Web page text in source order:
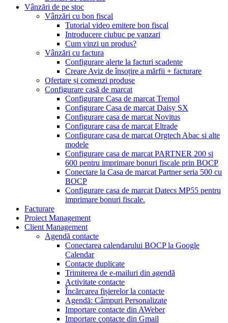
Vânzări de pe stoc
Vânzări cu bon fiscal
Tutorial video emitere bon fiscal
Introducere ciubuc pe vanzari
Cum vinzi un produs?
Vânzări cu factura
Configurare alerte la facturi scadente
Creare Aviz de însoțire a mărfii + facturare
Ofertare și comenzi produse
Configurare casă de marcat
Configurare Casa de marcat Tremol
Configurare Casa de marcat Daisy SX
Configurare casa de marcat Novitus
Configurare casa de marcat Eltrade
Configurare casa de marcat Orgtech Abac si alte
modele
Configurare casa de marcat PARTNER 200 si
600 pentru imprimare bonuri fiscale prin BOCP
Conectare la Casa de marcat Partner seria 500 cu
BOCP
Configurare casa de marcat Datecs MP55 pentru
imprimare bonuri fiscale.
Facturare
Proiect Management
Client Management
Agendă contacte
Conectarea calendarului BOCP la Google
Calendar
Contacte duplicate
Trimiterea de e-mailuri din agendă
Activitate contacte
Încărcarea fișierelor la contacte
Agendă: Câmpuri Personalizate
Importare contacte din AWeber
Importare contacte din Gmail